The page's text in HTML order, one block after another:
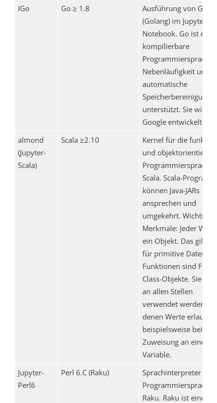
IGo Go ≥ 1.8
Ausführung von Go
(Golang) im Jupyter
Notebook. Go ist eine
kompilierbare
Programmiersprache,
Nebenläufigkeit und
automatische
Speicherbereinigung
unterstützt. Sie wird
Google entwickelt.
almond
(Jupyter-
Scala)
Scala ≥2.10
Kernel für die
und objektorientierte
Programmiersprache
Scala. Scala-
können Java-JARs
ansprechen und
umgekehrt. Wichtige
Merkmale: Jeder Wert
ein Objekt. Das gilt
für primitive
Funktionen sind First-
Class-Objekte. Sie
an allen Stellen
verwendet werden, an
denen Werte erlaubt
beispielsweise bei der
Zuweisung an eine
Variable.
Jupyter-
Perl6
Perl 6.C (Raku)
Sprachinterpreter für
Programmiersprache
Raku. Raku ist eine